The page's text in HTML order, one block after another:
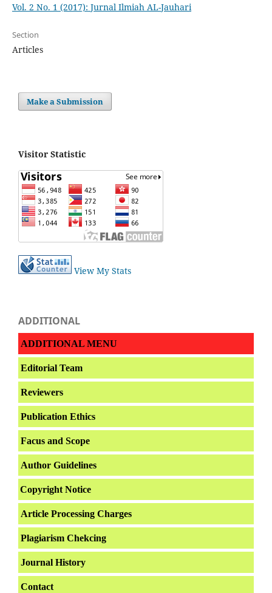
Vol. 2 No. 1 (2017): Jurnal Ilmiah AL-Jauhari
Section
Articles
Make a Submission
Visitor Statistic
View My Stats
ADDITIONAL
ADDITIONAL MENU
Editorial Team
Reviewers
Publication Ethics
Facus and Scope
Author Guidelines
Copyright Notice
Article Processing Charges
Plagiarism Chekcing
Journal History
Contact